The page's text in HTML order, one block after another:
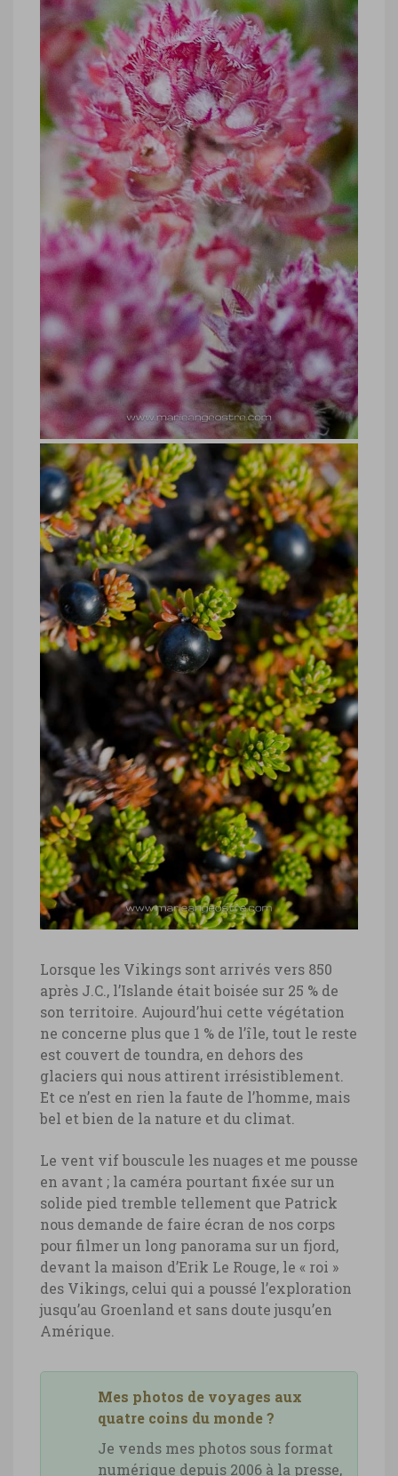
Islande, fleurs © Marie-Ange Ostré
Islande, fleurs © Marie-Ange Ostré
Islande, camarine noire © Marie-
Ange Ostré
Ostré
Lorsque les Vikings sont arrivés vers 850
après J.C., l’Islande était boisée sur 25 % de
son territoire. Aujourd’hui cette végétation
ne concerne plus que 1 % de l’île, tout le reste
est couvert de toundra, en dehors des
glaciers qui nous attirent irrésistiblement.
Et ce n’est en rien la faute de l’homme, mais
bel et bien de la nature et du climat.
Le vent vif bouscule les nuages et me pousse
en avant ; la caméra pourtant fixée sur un
solide pied tremble tellement que Patrick
nous demande de faire écran de nos corps
pour filmer un long panorama sur un fjord,
devant la maison d’Erik Le Rouge, le « roi »
des Vikings, celui qui a poussé l’exploration
jusqu’au Groenland et sans doute jusqu’en
Amérique.
Mes photos de voyages aux
quatre coins du monde ?
Je vends mes photos sous format
numérique depuis 2006 à la presse,